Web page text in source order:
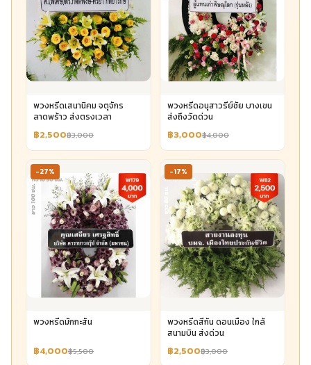
พวงหรีดเสนานิคม จตุจักร
ลาดพร้าว ส่งตรงเวลา
฿2,500฿3,000
พวงหรีดอนุสาวรีย์ชัย บางเขน
ส่งถึงวัดด่วน
฿3,000฿4,000
-27%
พวงหรีดมักกะสัน
฿4,000฿5,500
-17%
พวงหรีดสีกัน ดอนเมือง ใกล้
สนามบิน ส่งด่วน
฿2,500฿3,000